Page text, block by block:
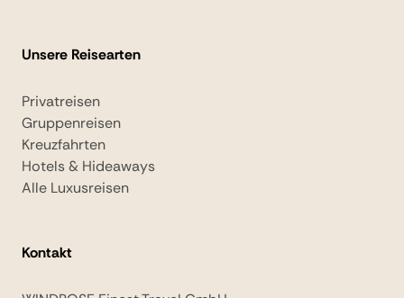
Unsere Reisearten
Privatreisen
Gruppenreisen
Kreuzfahrten
Hotels & Hideaways
Alle Luxusreisen
Kontakt